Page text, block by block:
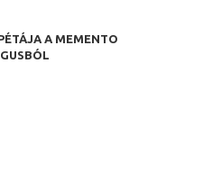
A MEMENTO